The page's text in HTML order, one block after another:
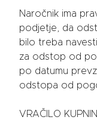
Naročnik ima
podjetje, da
bilo treba
za odstop od
po datumu
odstopa od
VRAČILO